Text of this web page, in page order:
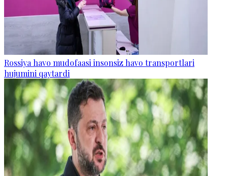
Rossiya havo mudofaasi insonsiz havo transportlari
hujumini qaytardi